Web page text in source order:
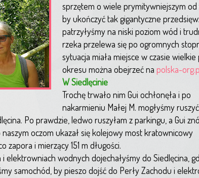
sprzętem o wiele prymitywniejszym
by ukończyć tak gigantyczne
patrzyłyśmy na niski poziom wód i
rzeka przelewa się po ogromnych
sytuacja miała miejsce w czasie
okresu można obejrzeć na polska-
W Siedlęcinie
Trochę trwało nim Gui ochłonęła i po
nakarmieniu Małej M. mogłyśmy ruszyć
Po prawdzie, ledwo ruszyłam z parkingu, a Gui
oczom ukazał się kolejowy most kratownicowy
i mierzący 151 m długości.
elektrowniach wodnych dojechałyśmy do Siedlęcina,
samochód, by pieszo dojść do Perły Zachodu i